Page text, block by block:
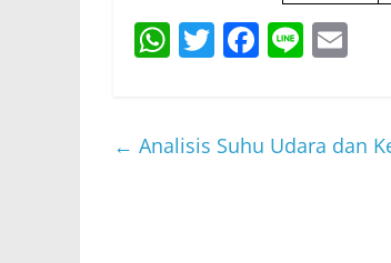
W
s
T
er
F
e
Li
l
← Analisis Suhu Udara dan